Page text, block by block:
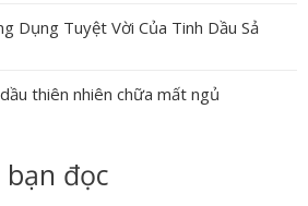
Dụng Tuyệt Vời Của Tinh Dầu Sả
thiên nhiên chữa mất ngủ
đọc